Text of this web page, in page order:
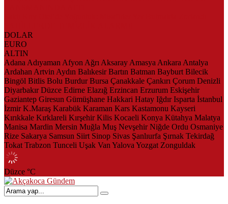
DOLAR
EURO
ALTIN
Adana Adıyaman Afyon Ağrı Aksaray Amasya Ankara Antalya
Ardahan Artvin Aydın Balıkesir Bartın Batman Bayburt Bilecik
Bingöl Bitlis Bolu Burdur Bursa Çanakkale Çankırı Çorum Denizli
Diyarbakır Düzce Edirne Elazığ Erzincan Erzurum Eskişehir
Gaziantep Giresun Gümüşhane Hakkari Hatay Iğdır Isparta İstanbul
İzmir K.Maraş Karabük Karaman Kars Kastamonu Kayseri
Kırıkkale Kırklareli Kırşehir Kilis Kocaeli Konya Kütahya Malatya
Manisa Mardin Mersin Muğla Muş Nevşehir Niğde Ordu Osmaniye
Rize Sakarya Samsun Siirt Sinop Sivas Şanlıurfa Şırnak Tekirdağ
Tokat Trabzon Tunceli Uşak Van Yalova Yozgat Zonguldak
Düzce °C